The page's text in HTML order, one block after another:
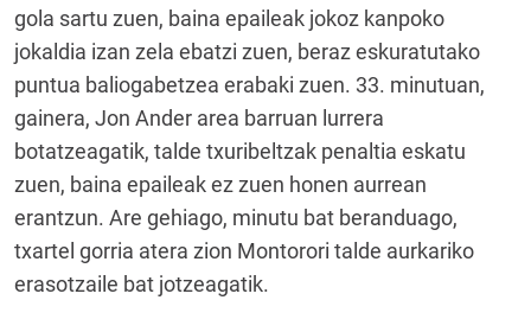
gola sartu zuen, baina epaileak jokoz kanpoko
jokaldia izan zela ebatzi zuen, beraz eskuratutako
puntua baliogabetzea erabaki zuen. 33. minutuan,
gainera, Jon Ander area barruan lurrera
botatzeagatik, talde txuribeltzak penaltia eskatu
zuen, baina epaileak ez zuen honen aurrean
erantzun. Are gehiago, minutu bat beranduago,
txartel gorria atera zion Montorori talde aurkariko
erasotzaile bat jotzeagatik.